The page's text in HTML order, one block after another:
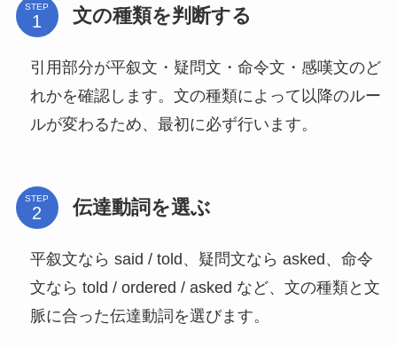
STEP 文の種類を判断する
引用部分が平叙文・疑問文・命令文・感嘆文のど
れかを確認します。文の種類によって以降のルー
ルが変わるため、最初に必ず行います。
STEP 伝達動詞を選ぶ
平叙文なら said / told、疑問文なら asked、命令
文なら told / ordered / asked など、文の種類と文
脈に合った伝達動詞を選びます。